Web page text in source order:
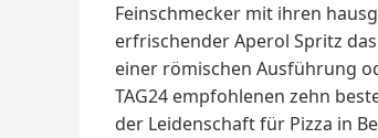
Feinschmecker mit ihren
erfrischender Aperol Spritz
einer römischen Ausführung
TAG24 empfohlenen zehn
der Leidenschaft für Pizza in